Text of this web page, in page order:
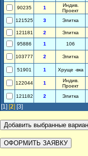
90235 1
Индив.
Проект
121525 3 Элитка
121181 2 Элитка
95886 1 106
103777 2 Элитка
51901 1 Хруще -вка
122044 1
Индив.
Проект
121182 2 Элитка
[1] [2] [3]